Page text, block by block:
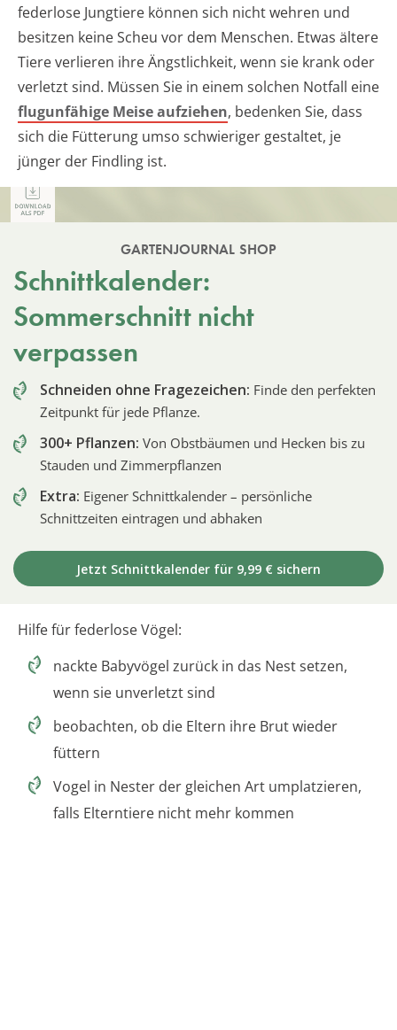
federlose Jungtiere können sich nicht wehren und
besitzen keine Scheu vor dem Menschen. Etwas ältere
Tiere verlieren ihre Ängstlichkeit, wenn sie krank oder
verletzt sind. Müssen Sie in einem solchen Notfall eine
flugunfähige Meise aufziehen, bedenken Sie, dass
sich die Fütterung umso schwieriger gestaltet, je
jünger der Findling ist.
GARTENJOURNAL SHOP
Schnittkalender:
Sommerschnitt nicht
verpassen
Schneiden ohne Fragezeichen: Finde den perfekten
Zeitpunkt für jede Pflanze.
300+ Pflanzen: Von Obstbäumen und Hecken bis zu
Stauden und Zimmerpflanzen
Extra: Eigener Schnittkalender – persönliche
Schnittzeiten eintragen und abhaken
Jetzt Schnittkalender für 9,99 € sichern
Hilfe für federlose Vögel:
nackte Babyvögel zurück in das Nest setzen,
wenn sie unverletzt sind
beobachten, ob die Eltern ihre Brut wieder
füttern
Vogel in Nester der gleichen Art umplatzieren,
falls Elterntiere nicht mehr kommen